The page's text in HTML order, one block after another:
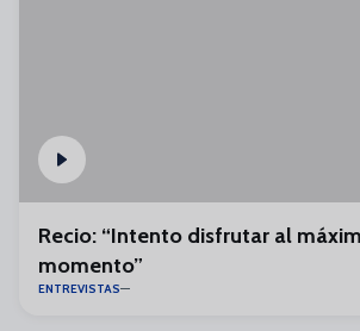
Recio: “Intento disfrutar al
momento”
ENTREVISTAS